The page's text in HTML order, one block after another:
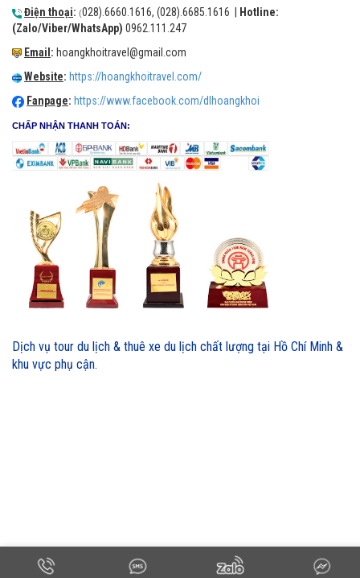
Điện thoại: (028).6660.1616, (028).6685.1616 |
Hotline:
(Zalo/Viber/WhatsApp) 0962.111.247
Email : hoangkhoitravel@gmail.com
Website: https://hoangkhoitravel.com/
Fanpage: https://www.facebook.com/dlhoangkhoi
CHẤP NHẬN THANH TOÁN:
Dịch vụ tour du lịch & thuê xe du lịch chất lượng tại Hồ Chí Minh &
khu vực phụ cận.